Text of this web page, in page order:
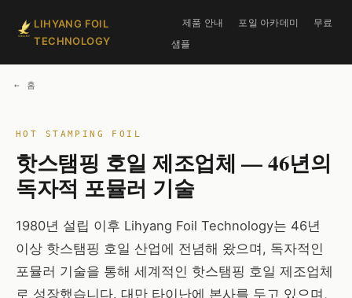
LIHYANG FOIL
TECHNOLOGY
제품 안내 포일 아카데미
무료
샘플
← 홈
핫스탬핑 호일 제조업체 — 46년의
독자적 포뮬러 기술
1980년 설립 이후 Lihyang Foil Technology는 46년
이상 핫스탬핑 호일 산업에 전념해 왔으며, 독자적인
포뮬러 기술을 통해 세계적인 핫스탬핑 호일 제조업체
로 성장했습니다. 대만 타이난에 본사를 두고 있으며,